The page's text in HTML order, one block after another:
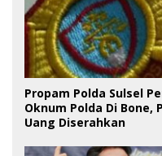
Propam Polda Sulsel
Oknum Polda Di Bone,
Uang Diserahkan